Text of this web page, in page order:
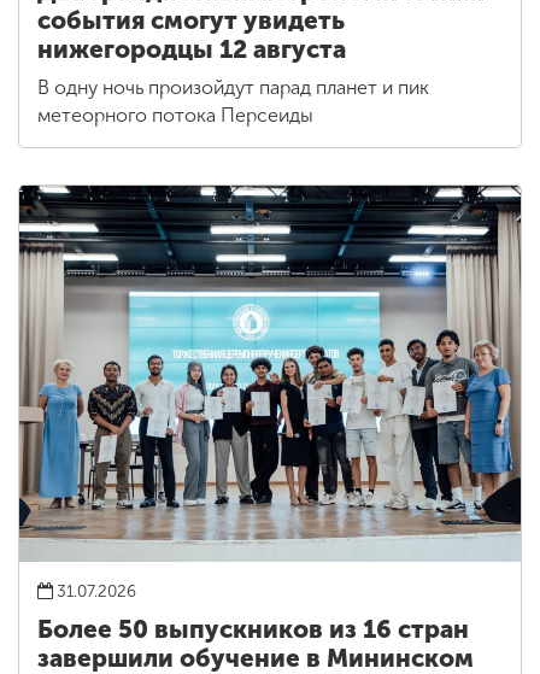
события смогут увидеть
нижегородцы 12 августа
В одну ночь произойдут парад планет и пик
метеорного потока Персеиды
31.07.2026
Более 50 выпускников из 16 стран
завершили обучение в Мининском